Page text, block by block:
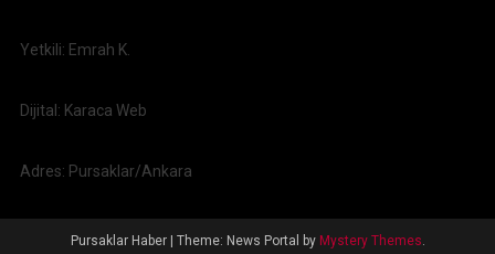
Yetkili: Emrah K.
Dijital: Karaca Web
Adres: Pursaklar/Ankara
Pursaklar Haber Theme: News Portal by Mystery Themes.